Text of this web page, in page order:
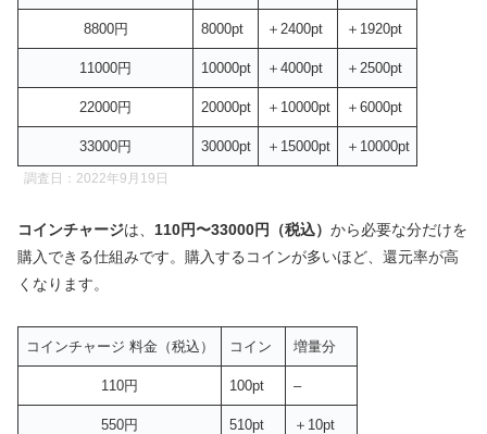
8800円 8000pt ＋2400pt ＋1920pt
11000円 10000pt ＋4000pt ＋2500pt
22000円 20000pt ＋10000pt ＋6000pt
33000円 30000pt ＋15000pt ＋10000pt
調査日：2022年9月19日
コインチャージは、 110円〜33000円（税込） から必要な分だけを
購入できる仕組みです。購入するコインが多いほど、還元率が高
くなります。
コインチャージ 料金（税込） コイン 増量分
110円 100pt –
550円 510pt ＋10pt